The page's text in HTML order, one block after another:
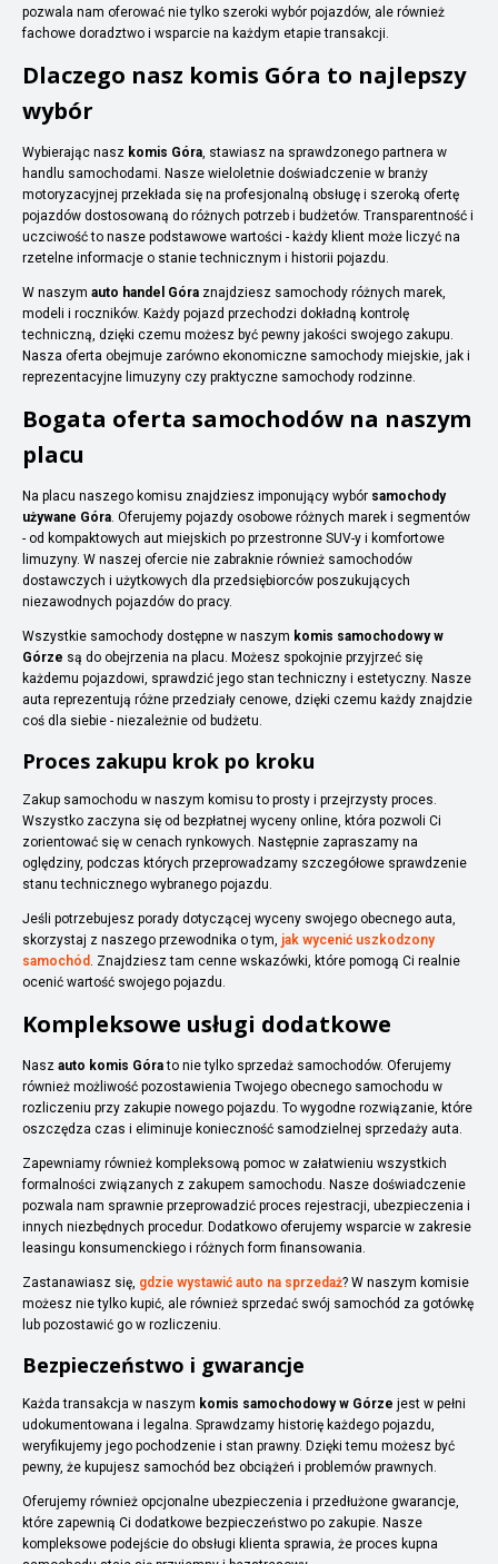
pozwala nam oferować nie tylko szeroki wybór pojazdów, ale również
fachowe doradztwo i wsparcie na każdym etapie transakcji.
Dlaczego nasz komis Góra to najlepszy
wybór
Wybierając nasz komis Góra, stawiasz na sprawdzonego partnera w
handlu samochodami. Nasze wieloletnie doświadczenie w branży
motoryzacyjnej przekłada się na profesjonalną obsługę i szeroką ofertę
pojazdów dostosowaną do różnych potrzeb i budżetów. Transparentność i
uczciwość to nasze podstawowe wartości - każdy klient może liczyć na
rzetelne informacje o stanie technicznym i historii pojazdu.
W naszym auto handel Góra znajdziesz samochody różnych marek,
modeli i roczników. Każdy pojazd przechodzi dokładną kontrolę
techniczną, dzięki czemu możesz być pewny jakości swojego zakupu.
Nasza oferta obejmuje zarówno ekonomiczne samochody miejskie, jak i
reprezentacyjne limuzyny czy praktyczne samochody rodzinne.
Bogata oferta samochodów na naszym
placu
Na placu naszego komisu znajdziesz imponujący wybór samochody
używane Góra. Oferujemy pojazdy osobowe różnych marek i segmentów
- od kompaktowych aut miejskich po przestronne SUV-y i komfortowe
limuzyny. W naszej ofercie nie zabraknie również samochodów
dostawczych i użytkowych dla przedsiębiorców poszukujących
niezawodnych pojazdów do pracy.
Wszystkie samochody dostępne w naszym komis samochodowy w
Górze są do obejrzenia na placu. Możesz spokojnie przyjrzeć się
każdemu pojazdowi, sprawdzić jego stan techniczny i estetyczny. Nasze
auta reprezentują różne przedziały cenowe, dzięki czemu każdy znajdzie
coś dla siebie - niezależnie od budżetu.
Proces zakupu krok po kroku
Zakup samochodu w naszym komisu to prosty i przejrzysty proces.
Wszystko zaczyna się od bezpłatnej wyceny online, która pozwoli Ci
zorientować się w cenach rynkowych. Następnie zapraszamy na
oględziny, podczas których przeprowadzamy szczegółowe sprawdzenie
stanu technicznego wybranego pojazdu.
Jeśli potrzebujesz porady dotyczącej wyceny swojego obecnego auta,
skorzystaj z naszego przewodnika o tym, jak wycenić uszkodzony
samochód . Znajdziesz tam cenne wskazówki, które pomogą Ci realnie
ocenić wartość swojego pojazdu.
Kompleksowe usługi dodatkowe
Nasz auto komis Górato nie tylko sprzedaż samochodów. Oferujemy
również możliwość pozostawienia Twojego obecnego samochodu w
rozliczeniu przy zakupie nowego pojazdu. To wygodne rozwiązanie, które
oszczędza czas i eliminuje konieczność samodzielnej sprzedaży auta.
Zapewniamy również kompleksową pomoc w załatwieniu wszystkich
formalności związanych z zakupem samochodu. Nasze doświadczenie
pozwala nam sprawnie przeprowadzić proces rejestracji, ubezpieczenia i
innych niezbędnych procedur. Dodatkowo oferujemy wsparcie w zakresie
leasingu konsumenckiego i różnych form finansowania.
Zastanawiasz się, gdzie wystawić auto na sprzedaż? W naszym komisie
możesz nie tylko kupić, ale również sprzedać swój samochód za gotówkę
lub pozostawić go w rozliczeniu.
Bezpieczeństwo i gwarancje
Każda transakcja w naszym komis samochodowy w Górze jest w pełni
udokumentowana i legalna. Sprawdzamy historię każdego pojazdu,
weryfikujemy jego pochodzenie i stan prawny. Dzięki temu możesz być
pewny, że kupujesz samochód bez obciążeń i problemów prawnych.
Oferujemy również opcjonalne ubezpieczenia i przedłużone gwarancje,
które zapewnią Ci dodatkowe bezpieczeństwo po zakupie. Nasze
kompleksowe podejście do obsługi klienta sprawia, że proces kupna